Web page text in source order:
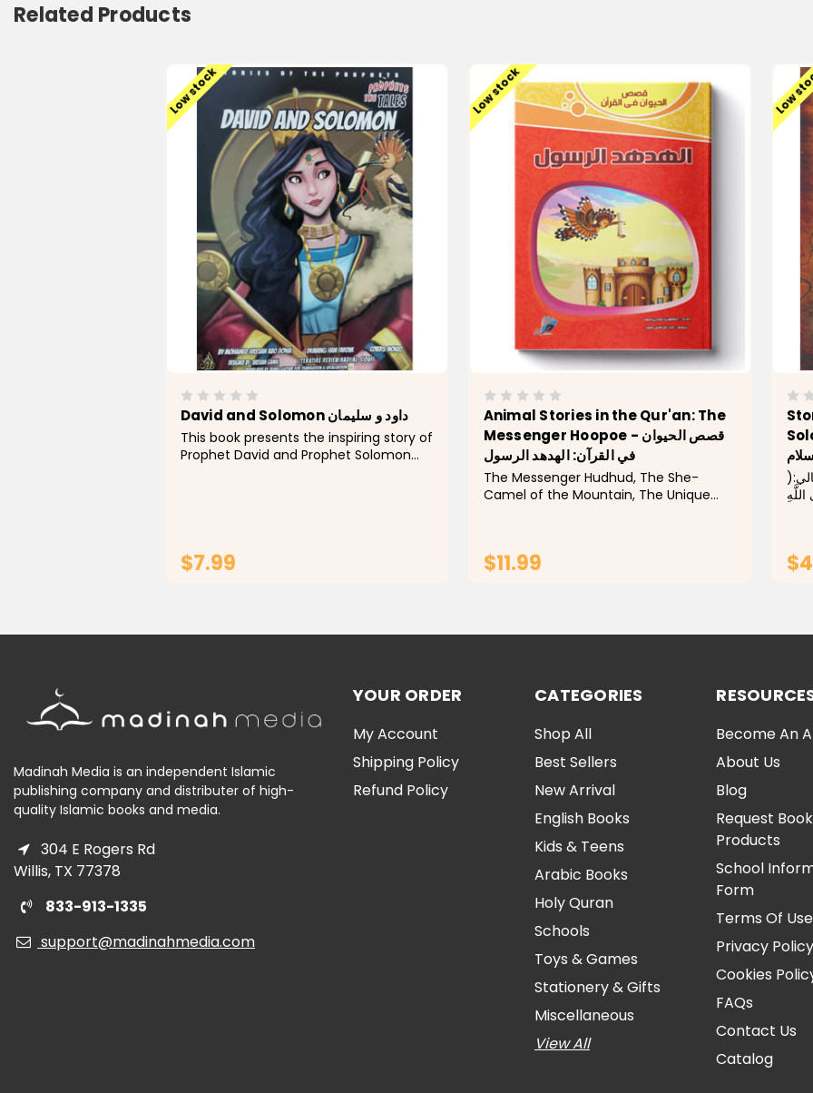
Related Products
Low stock
David and Solomon داود و سليمان
This book presents the inspiring story of
Prophet David and Prophet Solomon
$7.99
Low stock
Animal Stories in the Qur'an: The
Messenger Hoopoe - قصص الحيوان
في القرآن: الهدهد الرسول
The Messenger Hudhud, The She-
Camel of the Mountain, The Unique
have wondrous stories that are...
$11.99
Low
Madinah Media is an independent Islamic
publishing company and distributer of high-
quality Islamic books and media.
304 E Rogers Rd
Willis, TX 77378
833-913-1335
support@madinahmedia.com
YOUR ORDER
My Account
Shipping Policy
Refund Policy
CATEGORIES
Shop All
Best Sellers
New Arrival
English Books
Kids & Teens
Arabic Books
Holy Quran
Schools
Toys & Games
Stationery & Gifts
Miscellaneous
View All
Become An
About Us
Blog
Request
Products
School
Form
Terms Of Use
Privacy
Cookies
FAQs
Contact Us
Catalog